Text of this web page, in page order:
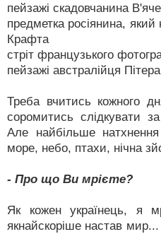
пейзажі скадовчанина
предметка росіянина,
Крафта
стріт французького
пейзажі австралійця
Треба вчитись кожного
соромитись слідкувати
Але найбільше
море, небо, птахи, нічна
- Про що Ви мрієте?
Як кожен українець, я
якнайскоріше настав